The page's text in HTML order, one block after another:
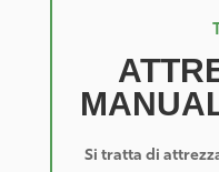
Si tratta di